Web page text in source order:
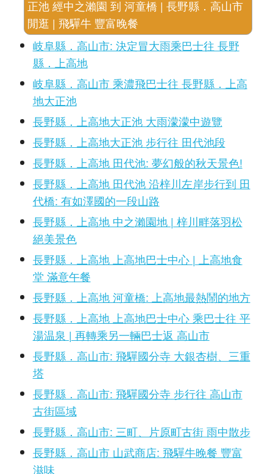
正池 經中之瀨園 到 河童橋 | 長野縣．高山市
閒逛 | 飛驒牛 豐富晚餐
岐阜縣．高山市: 決定冒大雨乘巴士往 長野
縣．上高地
岐阜縣．高山市 乘濃飛巴士往 長野縣．上高
地大正池
長野縣．上高地大正池 大雨濛濛中遊覽
長野縣．上高地大正池 步行往 田代池段
長野縣．上高地 田代池: 夢幻般的秋天景色!
長野縣．上高地 田代池 沿梓川左岸步行到 田
代橋: 有如澤國的一段山路
長野縣．上高地 中之瀨園地 | 梓川畔落羽松
絕美景色
長野縣．上高地 上高地巴士中心 | 上高地食
堂 滿意午餐
長野縣．上高地 河童橋: 上高地最熱鬧的地方
長野縣．上高地 上高地巴士中心 乘巴士往 平
湯温泉 | 再轉乘另一輛巴士返 高山市
長野縣．高山市: 飛驒國分寺 大銀杏樹、三重
塔
長野縣．高山市: 飛驒國分寺 步行往 高山市
古街區域
長野縣．高山市: 三町、片原町古街 雨中散步
長野縣．高山市 山武商店: 飛驒牛晚餐 豐富
滋味